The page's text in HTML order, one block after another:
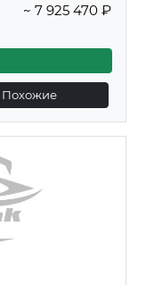
~ 7 925 470 ₽
Похожие